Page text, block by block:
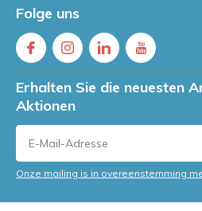
Folge uns
Erhalten Sie die neuesten
Aktionen
Onze mailing is in overeenstemming